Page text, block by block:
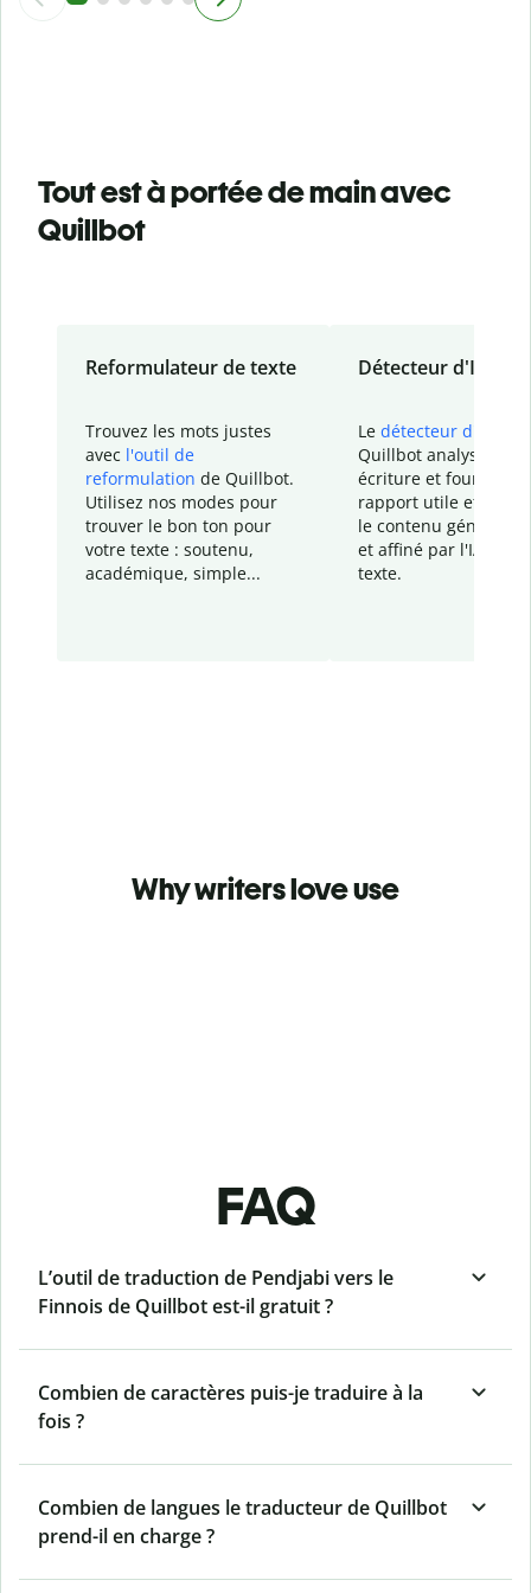
Tout est à portée de main avec
Quillbot
Reformulateur de texte
Trouvez les mots justes
avec l'outil de
reformulation de Quillbot.
Utilisez nos modes pour
trouver le bon ton pour
votre texte : soutenu,
académique, simple...
Détecteur d'IA
Le détecteur d'IA
Quillbot analyse votre
écriture et fournit un
rapport utile et
le contenu généré
et affiné par l'IA
texte.
Why writers love use
FAQ
L’outil de traduction de Pendjabi vers le
Finnois de Quillbot est-il gratuit ?
Combien de caractères puis-je traduire à la
fois ?
Combien de langues le traducteur de Quillbot
prend-il en charge ?